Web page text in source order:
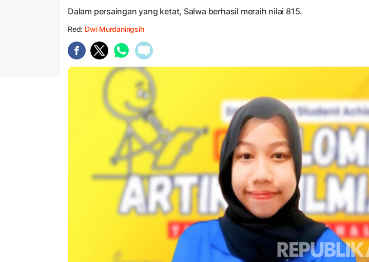
Dalam persaingan yang ketat, Salwa berhasil meraih nilai 815.
Red: Dwi Murdaningsih